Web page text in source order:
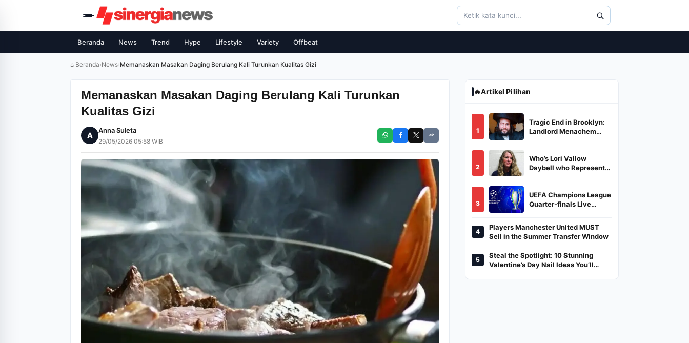
Beranda News Trend Hype Lifestyle Variety Offbeat
⌂ Beranda›News›Memanaskan Masakan Daging Berulang Kali Turunkan Kualitas Gizi
Memanaskan Masakan Daging Berulang Kali Turunkan
Kualitas Gizi
A
Anna Suleta
29/05/2026 05:58 WIB
🔥Artikel Pilihan
1
Tragic End in Brooklyn:
Landlord Menachem
Burned in a Dumpster
2
Who’s Lori Vallow
Daybell who Represents
3
UEFA Champions League
Quarter-finals Live
And Where To Watch
4
Players Manchester United MUST
Sell in the Summer Transfer Window
5
Steal the Spotlight: 10 Stunning
Valentine’s Day Nail Ideas You’ll